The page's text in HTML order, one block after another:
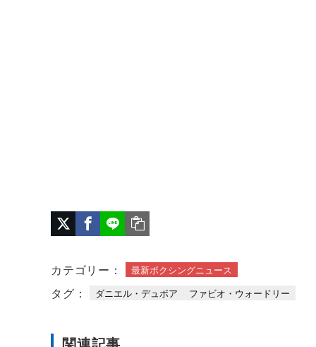
カテゴリー： 最新ボクシングニュース
タグ： ダニエル・デュボア ファビオ・ウォードリー